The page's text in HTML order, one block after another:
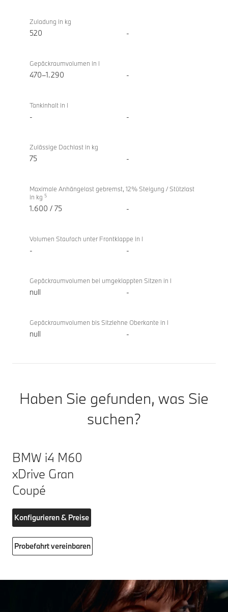
Zuladung in kg
520 -
Gepäckraumvolumen in l
470–1.290 -
Tankinhalt in l
- -
Zulässige Dachlast in kg
75 -
Maximale Anhängelast gebremst, 12% Steigung / Stützlast
in kg 5
1.600 / 75 -
Volumen Staufach unter Frontklappe in l
- -
Gepäckraumvolumen bei umgeklappten Sitzen in l
null -
Gepäckraumvolumen bis Sitzlehne Oberkante in l
null -
Haben Sie gefunden, was Sie
suchen?
BMW i4 M60
xDrive Gran
Coupé
Konfigurieren & Preise
Probefahrt vereinbaren